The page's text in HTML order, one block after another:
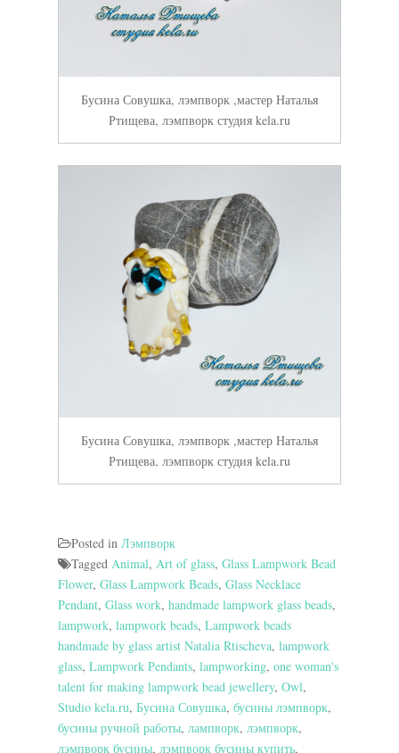
Бусина Совушка, лэмпворк ,мастер Наталья
Ртищева, лэмпворк студия kela.ru
Бусина Совушка, лэмпворк ,мастер Наталья
Ртищева, лэмпворк студия kela.ru
Posted in Лэмпворк
Tagged Animal, Art of glass, Glass Lampwork Bead
Flower, Glass Lampwork Beads, Glass Necklace
Pendant, Glass work, handmade lampwork glass beads,
lampwork, lampwork beads, Lampwork beads
handmade by glass artist Natalia Rtischeva, lampwork
glass, Lampwork Pendants, lampworking, one woman's
talent for making lampwork bead jewellery, Owl,
Studio kela.ru, Бусина Совушка, бусины лэмпворк,
бусины ручной работы, лампворк, лэмпворк,
лэмпворк бусины, лэмпворк бусины купить,